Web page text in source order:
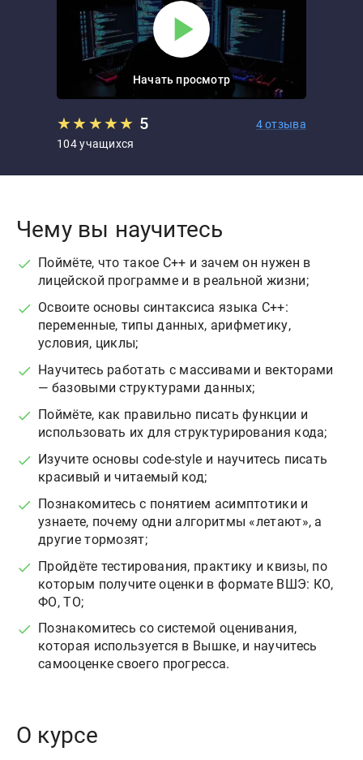
Начать просмотр
★★★★★ 5
4 отзыва
104 учащихся
Чему вы научитесь
Поймёте, что такое C++ и зачем он нужен в
лицейской программе и в реальной жизни;
Освоите основы синтаксиса языка C++:
переменные, типы данных, арифметику,
условия, циклы;
Научитесь работать с массивами и векторами
— базовыми структурами данных;
Поймёте, как правильно писать функции и
использовать их для структурирования кода;
Изучите основы code-style и научитесь писать
красивый и читаемый код;
Познакомитесь с понятием асимптотики и
узнаете, почему одни алгоритмы «летают», а
другие тормозят;
Пройдёте тестирования, практику и квизы, по
которым получите оценки в формате ВШЭ: КО,
ФО, ТО;
Познакомитесь со системой оценивания,
которая используется в Вышке, и научитесь
самооценке своего прогресса.
О курсе